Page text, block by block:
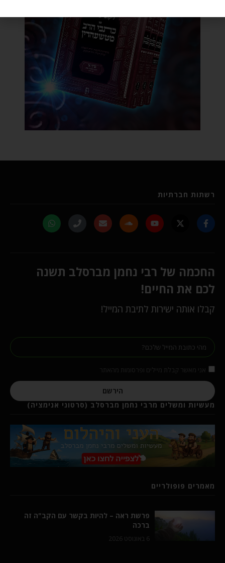
רשתות חברתיות
החכמה של רבי נחמן מברסלב תשנה
לכם את החיים!
קבלו אותה ישירות לתיבת המייל!
הירשם
מעשיות ומשלים מרבי נחמן מברסלב (סרטוני אנימציה)
מאמרים פופולריים
פרשת ראה – להיות בקשר עם הקב"ה זה
ברכה
6 באוגוסט 2026